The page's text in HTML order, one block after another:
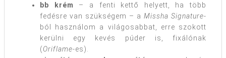
bb krém
– a fenti kettő helyett, ha több
fedésre van szükségem – a Missha Signature-
ból használom a világosabbat, erre szokott
kerülni egy kevés púder is, fixálónak
(Oriflame-es).